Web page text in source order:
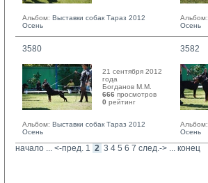
Альбом: Выставки собак Тараз 2012
Осень
Альбом:
Осень
3580
21 сентября 2012
года
Богданов М.М.
666 просмотров
0 рейтинг
Альбом: Выставки собак Тараз 2012
Осень
3582
Альбом:
Осень
начало ... <-пред. 1 2 3 4 5 6 7 след.-> ... конец